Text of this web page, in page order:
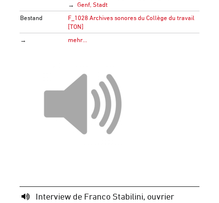
Genf, Stadt
Bestand
F_1028 Archives sonores du Collège du travail
[TON]
→
mehr…
Interview de Franco Stabilini, ouvrier